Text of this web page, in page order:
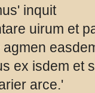
inquit
uirum et
agmen
ex isdem et
arce.'